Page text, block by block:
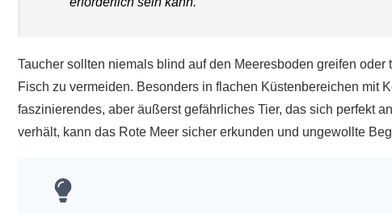
Taucher sollten niemals blind auf den Meeresboden greifen
Fisch zu vermeiden. Besonders in flachen Küstenbereichen mit
faszinierendes, aber äußerst gefährliches Tier, das sich perfekt
verhält, kann das Rote Meer sicher erkunden und ungewollte